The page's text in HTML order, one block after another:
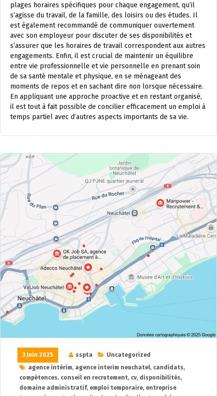
plages horaires spécifiques pour chaque engagement, qu’il
s’agisse du travail, de la famille, des loisirs ou des études. Il
est également recommandé de communiquer ouvertement
avec son employeur pour discuter de ses disponibilités et
s’assurer que les horaires de travail correspondent aux autres
engagements. Enfin, il est crucial de maintenir un équilibre
entre vie professionnelle et vie personnelle en prenant soin
de sa santé mentale et physique, en se ménageant des
moments de repos et en sachant dire non lorsque nécessaire.
En appliquant une approche proactive et en restant organisé,
il est tout à fait possible de concilier efficacement un emploi à
temps partiel avec d’autres aspects importants de sa vie.
3 Juin 2025 sspta
Uncategorized
agence intérim, agence interim neuchatel, candidats,
compétences, conseil en recrutement, cv, disponibilités,
domaine administratif, emploi temporaire, entreprise